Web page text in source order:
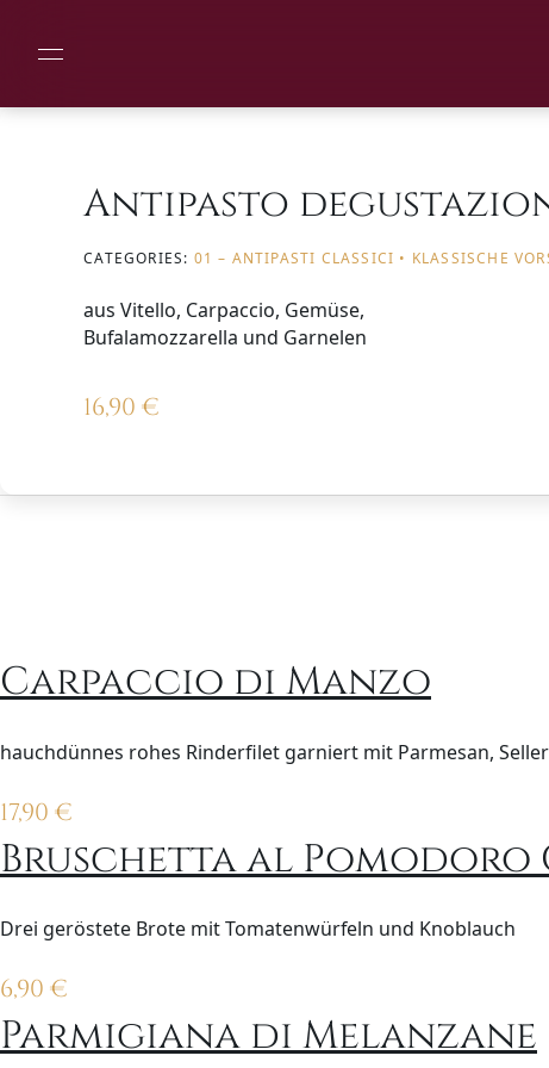
Antipasto
CATEGORIES: 01 – ANTIPASTI CLASSICI • KLASSISCHE
aus Vitello, Carpaccio, Gemüse,
Bufalamozzarella und Garnelen
16,90€
Carpaccio di Manzo
hauchdünnes rohes Rinderfilet garniert mit Parmesan,
17,90 €
Bruschetta al Pomodoro
Drei geröstete Brote mit Tomatenwürfeln und Knoblauch
6,90 €
Parmigiana di Melanzane